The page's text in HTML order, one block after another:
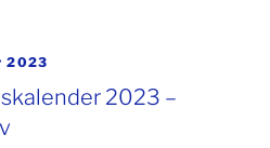
2023
2023 –